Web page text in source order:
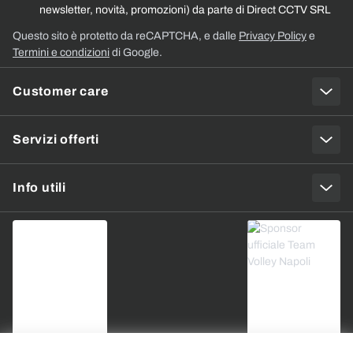
Customer care
Servizi offerti
Info utili
newsletter, novità, promozioni) da parte di Direct CCTV SRL
Questo sito è protetto da reCAPTCHA, e dalle Privacy Policy e
Termini e condizioni di Google.